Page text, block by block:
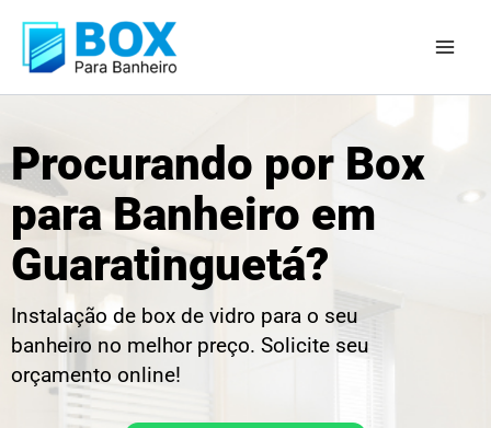
para
conteúdo
Procurando por Box
para Banheiro em
Guaratinguetá?
Instalação de box de vidro para o seu
banheiro no melhor preço. Solicite seu
orçamento online!